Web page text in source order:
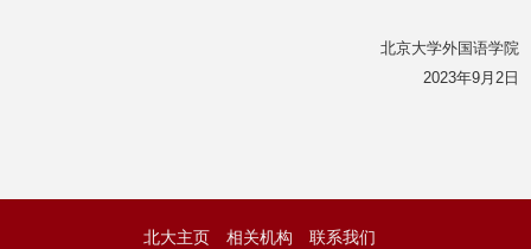
北京大学外国语学院
2023年9月2日
北大主页 相关机构
联系我们